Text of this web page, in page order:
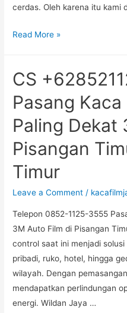
Jakarta
cerdas. Oleh karena itu kami
0852-
kaca
Film
Jendela
Rumah
Karet
Kuningan
Selatan
Read More »
CS
Pasang
Paling Dekat
Pisangan
Timur
Leave a Comment /
Telepon 0852-1125-3555
3M Auto Film di Pisangan
control saat ini menjadi
pribadi, ruko, hotel, hingga
wilayah. Dengan
mendapatkan perlindungan
energi. Wildan Jaya …